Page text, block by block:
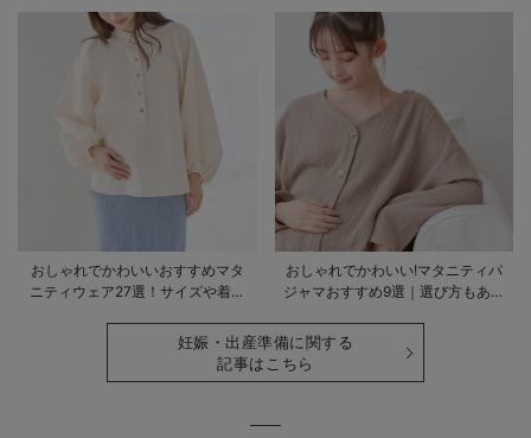
おしゃれでかわいいおすすめマタ
ニティウェア27選！サイズや着る
おしゃれでかわいい!マタニティパ
ジャマおすすめ9選｜選び方もあわ
妊娠・出産準備に関する
記事はこちら